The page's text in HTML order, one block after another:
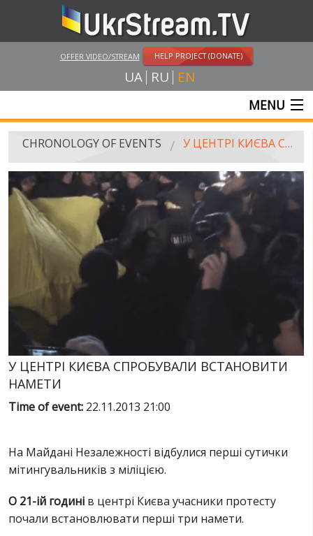
OFFER VIDEO/STREAM HELP PROJECT (DONATE)
UA RU EN
MENU
MAIN
VIDEOS
RUSSIA-UKRAINE WAR
WINTER ON FIRE: UKRAINE'S FIGHT FOR FREEDOM
CHRONOLOGY OF EUROMAIDAN
SERVICES
CHRONOLOGY OF EVENTS У ЦЕНТРІ КИЄВА СПРОБУВАЛИ ВСТАНОВИТИ НАМЕТИ
У ЦЕНТРІ КИЄВА СПРОБУВАЛИ ВСТАНОВИТИ
НАМЕТИ
Time of event: 22.11.2013 21:00
На Майдані Незалежності відбулися перші сутички
мітингувальників з міліцією.
О 21-ій годині в центрі Києва учасники протесту
почали встановлювати перші три намети.